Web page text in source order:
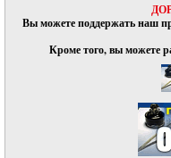
Вы можете поддержать наш
Кроме того, вы можете